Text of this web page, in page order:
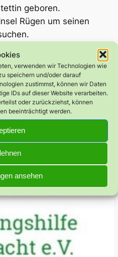
verwenden wir Technologien wie
speichern und/oder darauf
zustimmst, können wir Daten
IDs auf dieser Website verarbeiten.
oder zurückziehst, können
beeinträchtigt werden.
ansehen
geboren.
Rügen um seinen
gestorben.